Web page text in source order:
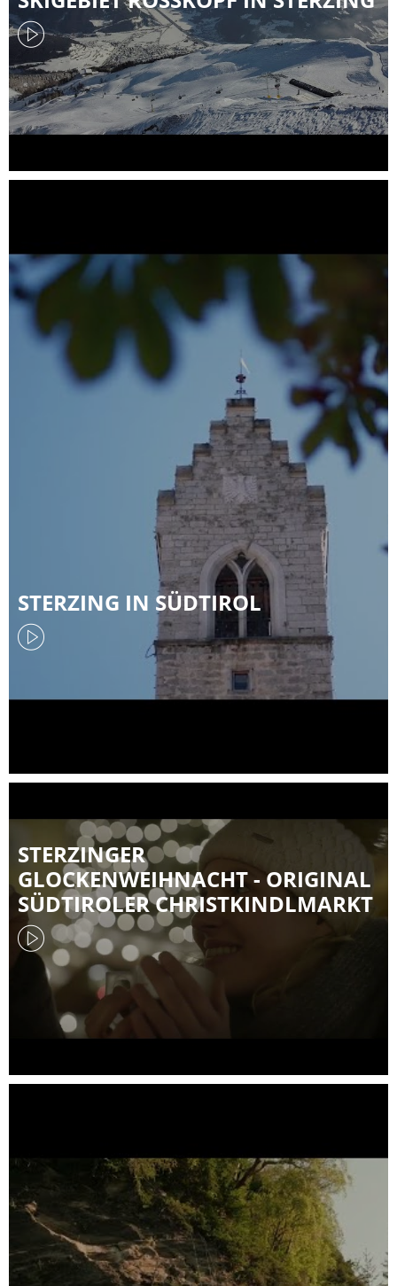
STERZING IN SÜDTIROL
STERZINGER
GLOCKENWEIHNACHT - ORIGINAL
SÜDTIROLER CHRISTKINDLMARKT